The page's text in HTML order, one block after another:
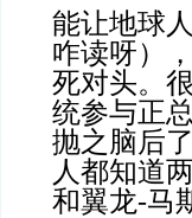
能让地球
咋读呀）
死对头。
统参与正
抛之脑后
人都知道
和翼龙-马